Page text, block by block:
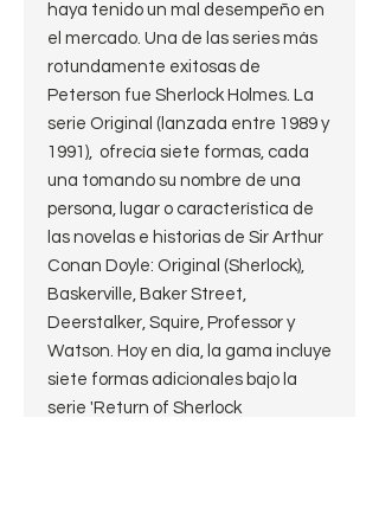
haya tenido un mal desempeño en
el mercado. Una de las series más
rotundamente exitosas de
Peterson fue Sherlock Holmes. La
serie Original (lanzada entre 1989 y
1991), ofrecía siete formas, cada
una tomando su nombre de una
persona, lugar o característica de
las novelas e historias de Sir Arthur
Conan Doyle: Original (Sherlock),
Baskerville, Baker Street,
Deerstalker, Squire, Professor y
Watson. Hoy en día, la gama incluye
siete formas adicionales bajo la
serie 'Return of Sherlock